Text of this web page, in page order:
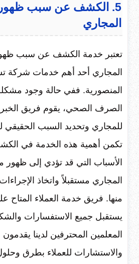
5. الكشف عن سبب ظهور
المجاري
تعتبر خدمة الكشف عن سبب
المجاري أحد أهم خدمات شركة
المنصورية. ففي حالة وجود
الصرف الصحي، يقوم فريق
للمجاري وتحديد السبب الحقيقي
تكمن أهمية هذه الخدمة في
الأسباب التي قد تؤدي إلى
المجاري مستقبلاً واتخاذ الإجراءات
منها. فريق خدمة العملاء المتاح
يستقبل جميع الاستفسارات
المعلمين المحترفين لدينا يقدمون
والاستشارات للعملاء بطرق